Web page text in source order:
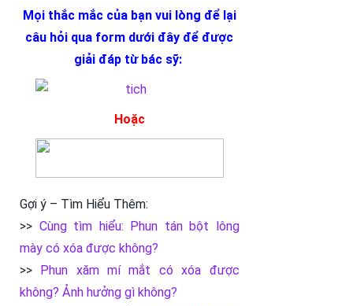
Mọi thắc mắc của bạn vui lòng để lại
câu hỏi qua form dưới đây để được
giải đáp từ bác sỹ:
Hoặc
Gợi ý – Tìm Hiểu Thêm:
>> Cùng tìm hiểu: Phun tán bột lông
mày có xóa được không?
>>
Phun xăm mí mắt có xóa được
không? Ảnh hưởng gì không?